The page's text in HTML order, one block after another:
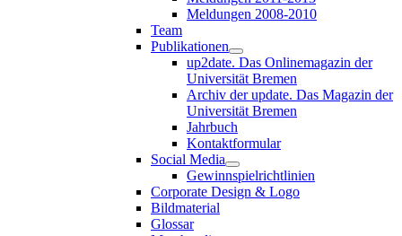
Meldungen 2008-2010
Team
Publikationen
up2date. Das Onlinemagazin der
Universität Bremen
Archiv der update. Das Magazin der
Universität Bremen
Jahrbuch
Kontaktformular
Social Media
Gewinnspielrichtlinien
Corporate Design & Logo
Bildmaterial
Glossar